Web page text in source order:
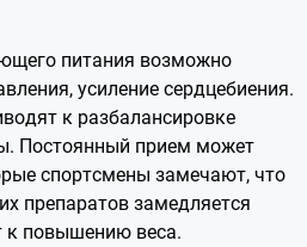
питания возможно
усиление сердцебиения.
к разбалансировке
Постоянный прием может
спортсмены замечают, что
препаратов замедляется
к повышению веса.